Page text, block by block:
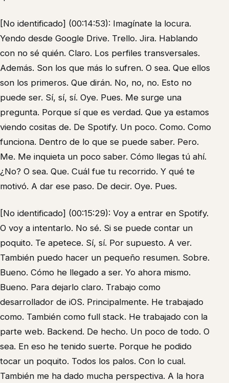
[No identificado] (00:14:53): Imagínate la locura.
Yendo desde Google Drive. Trello. Jira. Hablando
con no sé quién. Claro. Los perfiles transversales.
Además. Son los que más lo sufren. O sea. Que ellos
son los primeros. Que dirán. No, no, no. Esto no
puede ser. Sí, sí, sí. Oye. Pues. Me surge una
pregunta. Porque sí que es verdad. Que ya estamos
viendo cositas de. De Spotify. Un poco. Como. Como
funciona. Dentro de lo que se puede saber. Pero.
Me. Me inquieta un poco saber. Cómo llegas tú ahí.
¿No? O sea. Que. Cuál fue tu recorrido. Y qué te
motivó. A dar ese paso. De decir. Oye. Pues.
[No identificado] (00:15:29): Voy a entrar en Spotify.
O voy a intentarlo. No sé. Si se puede contar un
poquito. Te apetece. Sí, sí. Por supuesto. A ver.
También puedo hacer un pequeño resumen. Sobre.
Bueno. Cómo he llegado a ser. Yo ahora mismo.
Bueno. Para dejarlo claro. Trabajo como
desarrollador de iOS. Principalmente. He trabajado
como. También como full stack. He trabajado con la
parte web. Backend. De hecho. Un poco de todo. O
sea. En eso he tenido suerte. Porque he podido
tocar un poquito. Todos los palos. Con lo cual.
También me ha dado mucha perspectiva. A la hora